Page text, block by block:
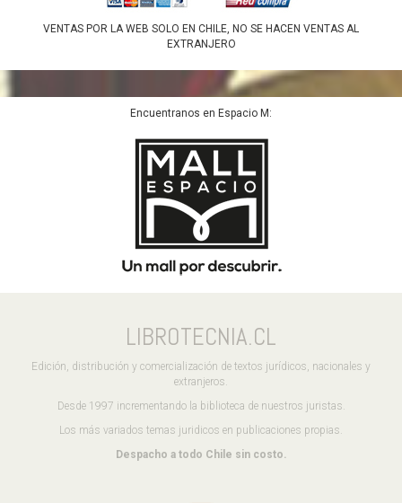
VENTAS POR LA WEB SOLO EN CHILE, NO SE HACEN VENTAS AL
EXTRANJERO
Encuentranos en Espacio M:
LIBROTECNIA.CL
Edición, distribución y comercialización de textos jurídicos, nacionales y
extranjeros.
Desde 1997 incrementando la biblioteca de nuestros juristas.
Los más variados temas juridicos en publicaciones propias.
Despacho a todo Chile sin costo.